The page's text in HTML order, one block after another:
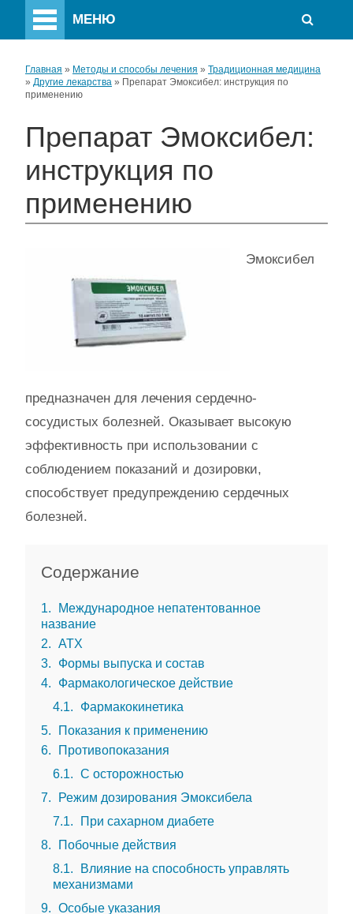
МЕНЮ
Главная » Методы и способы лечения » Традиционная медицина
» Другие лекарства » Препарат Эмоксибел: инструкция по
применению
Препарат Эмоксибел:
инструкция по
применению
Эмоксибел
предназначен для лечения сердечно-
сосудистых болезней. Оказывает высокую
эффективность при использовании с
соблюдением показаний и дозировки,
способствует предупреждению сердечных
болезней.
Содержание
1
Международное непатентованное
название
2
АТХ
3
Формы выпуска и состав
4
Фармакологическое действие
4.1
Фармакокинетика
5
Показания к применению
6
Противопоказания
6.1
С осторожностью
7
Режим дозирования Эмоксибела
7.1
При сахарном диабете
8
Побочные действия
8.1
Влияние на способность управлять
механизмами
9
Особые указания